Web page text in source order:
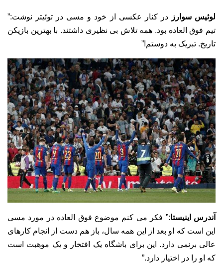
لوئیس سوارز در کنار عکسی از خود و مسی در توئیتر نوشت:”
تیم فوق العاده بود. همه تلاش بی نظیری داشتند. با بهترین بازیکن
تاریخ. تبریک به دوستم!”
آندرس اینیستا:” فکر می کنم موضوع فوق العاده در مورد مسی
این است که او بعد از این همه سال، باز هم دست از انجام کارهای
عالی برنمی دارد. این برای باشگاه یک افتخار و یک موهبت است
که او را در اختیار دارد.”